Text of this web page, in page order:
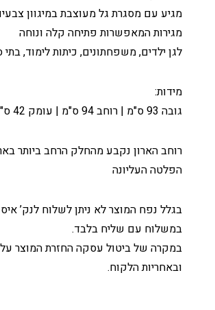
מגיע עם מסגרת גל מעוצבת במיגוון
מגירות המאפשרות פתיחה קלה ונוחה
לגן ילדים, משפחתונים, כיתות לימוד,
מידות:
גובה 93 ס"מ | רוחב 94 ס"מ | עומק 42 ס"מ
רוחב הארון נקבע מהחלק הרחב ביותר
הפלטה העליונה
בגלל נפח המוצר לא ניתן לשלוח לנק’
במשלוח עם שליח בלבד.
במקרה של ביטול עסקה החזרת המוצר
ובאחריות הלקוח.